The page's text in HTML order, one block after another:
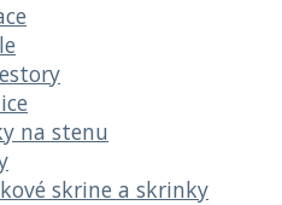
na stenu
skrine a skrinky